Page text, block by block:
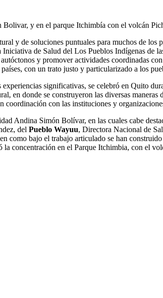
Bolivar, y en el parque Itchimbía con el volcán
y de soluciones puntuales para muchos de los
de Salud del Los Pueblos Indígenas de
y promover actividades coordinadas
con un trato justo y particularizado a los
significativas, se celebró en Quito
en donde se construyeron las diversas
con las instituciones y
Andina Simón Bolívar, en las cuales cabe
del Pueblo Wayuu, Directora Nacional de
como bajo el trabajo articulado se han
concentración en el Parque Itchimbia, con el